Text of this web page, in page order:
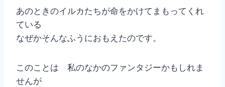
あのときのイルカたちが命をかけてまもってくれ
ている
なぜかそんなふうにおもえたのです。
このことは 私のなかのファンタジーかもしれま
せんが